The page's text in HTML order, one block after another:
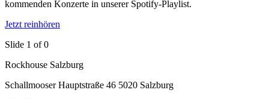
kommenden Konzerte in unserer Spotify-Playlist.
Jetzt reinhören
Slide 1 of 0
Rockhouse Salzburg
Schallmooser Hauptstraße 46 5020 Salzburg